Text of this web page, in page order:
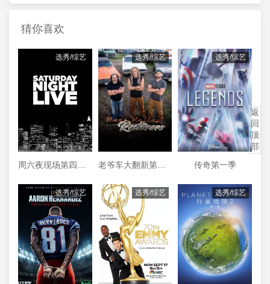
猜你喜欢
选秀/综艺
周六夜现场第四十四季
选秀/综艺
老爷车大翻新第三季
选秀/综艺
传奇第一季
选秀/综艺 选秀/综艺 选秀/综艺
返
回
顶
部